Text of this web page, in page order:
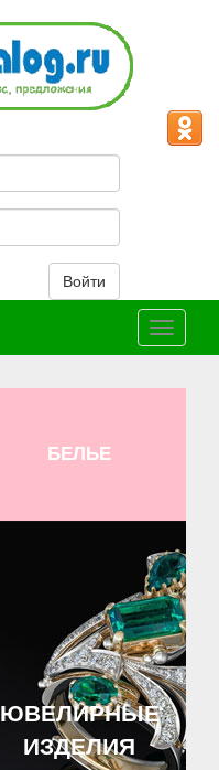
Войти
Меню
БЕЛЬЕ
ЮВЕЛИРНЫЕ
ИЗДЕЛИЯ